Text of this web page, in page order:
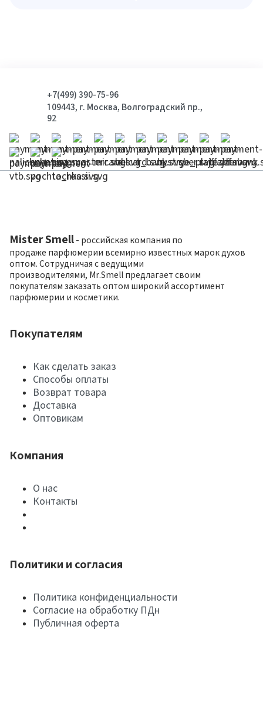
+7(499) 390-75-96
109443, г. Москва, Волгоградский пр.,
92
Mister Smell - российская компания по
продаже парфюмерии всемирно известных марок духов
оптом. Сотрудничая с ведущими
производителями, Mr.Smell предлагает своим
покупателям заказать оптом широкий ассортимент
парфюмерии и косметики.
Покупателям
Как сделать заказ
Способы оплаты
Возврат товара
Доставка
Оптовикам
Компания
О нас
Контакты
Политики и согласия
Политика конфиденциальности
Согласие на обработку ПДн
Публичная оферта